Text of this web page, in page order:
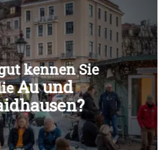
Überspringen